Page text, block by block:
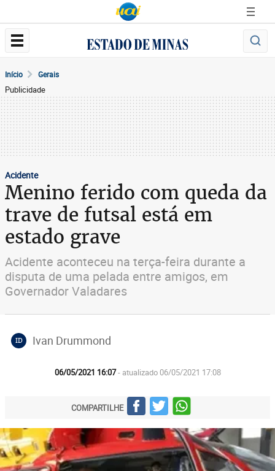
Início Gerais
Publicidade
Acidente
Menino ferido com queda da
trave de futsal está em
estado grave
Acidente aconteceu na terça-feira durante a
disputa de uma pelada entre amigos, em
Governador Valadares
ID Ivan Drummond
06/05/2021 16:07- atualizado 06/05/2021 17:08
COMPARTILHE